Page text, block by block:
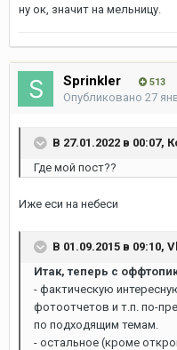
ну ок, значит на мельницу.
Sprinkler 513
Опубликовано 27
В 27.01.2022 в 00:07,
Где мой пост??
Иже еси на небеси
В 01.09.2015 в 09:10,
Итак, теперь с
- фактическую
фотоотчетов и т.п. по-
по подходящим темам.
- остальное (кроме